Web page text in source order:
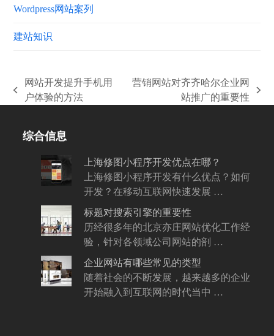
Wordpress网站案列
建站知识
上
文
网站开发提升手机用
户体验的方法
营销网站对齐齐哈尔企业网
站推广的重要性
综合信息
上海修图小程序开发优点在哪？
上海修图小程序开发有什么优点？如何
开发？在移动互联网快速发展 …
标题对搜索引擎的重要性
历经很多年的北京亦庄网站优化工作经
验，针对各领域公司网站的剖 …
企业网站有哪些常见的类型
随着社会的不断发展，越来越多的企业
开始融入到互联网的时代当中 …